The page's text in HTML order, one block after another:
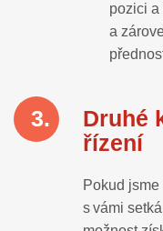
pozici a
a
Druhé
řízení
Pokud
s vámi